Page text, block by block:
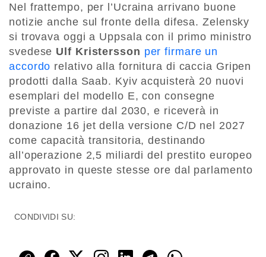
Nel frattempo, per l’Ucraina arrivano buone
notizie anche sul fronte della difesa. Zelensky
si trovava oggi a Uppsala con il primo ministro
svedese Ulf Kristersson per firmare un
accordo relativo alla fornitura di caccia Gripen
prodotti dalla Saab. Kyiv acquisterà 20 nuovi
esemplari del modello E, con consegne
previste a partire dal 2030, e riceverà in
donazione 16 jet della versione C/D nel 2027
come capacità transitoria, destinando
all’operazione 2,5 miliardi del prestito europeo
approvato in queste stesse ore dal parlamento
ucraino.
CONDIVIDI SU: